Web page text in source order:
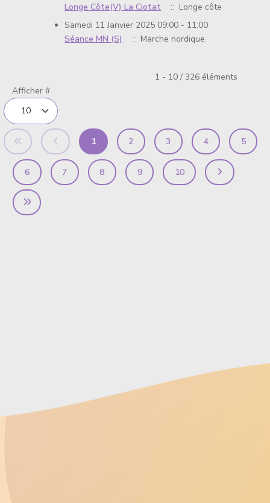
Longe Côte(V) La Ciotat
:: Longe côte
Samedi 11 Janvier 2025 09:00 - 11:00
Séance MN (S)
:: Marche nordique
1 - 10 / 326 éléments
Afficher #
1 2 3 4 5
6 7 8 9 10